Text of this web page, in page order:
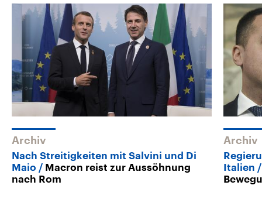
Archiv
Nach Streitigkeiten mit Salvini und Di
Maio
Macron reist zur Aussöhnung
nach Rom
Archiv
Italien